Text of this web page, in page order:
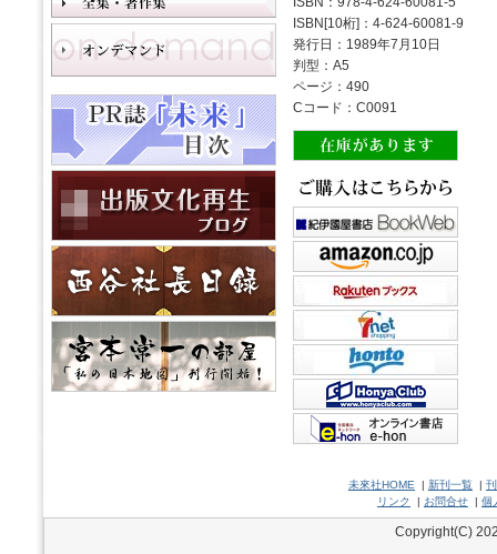
ISBN[10桁]：4-624-60081-9
発行日：1989年7月10日
判型：A5
ページ：490
Cコード：C0091
未來社HOME | 新刊一覧 |
リンク
| お問合せ | 個
Copyright(C)